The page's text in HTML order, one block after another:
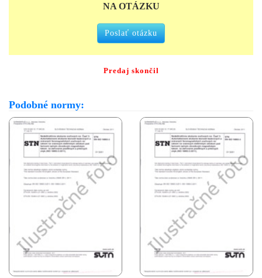
NA OTÁZKU
Poslať otázku
Predaj skončil
Podobné normy: